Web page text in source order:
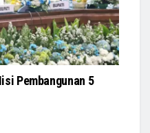
Pembangunan 5